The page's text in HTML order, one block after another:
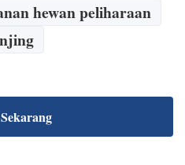
hewan peliharaan